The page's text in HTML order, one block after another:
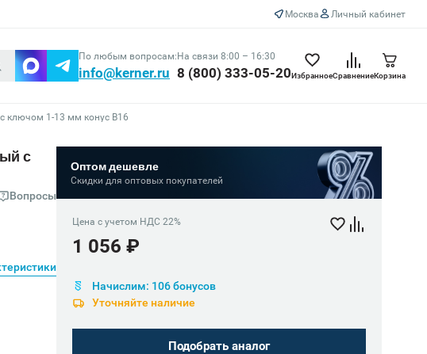
Москва Личный кабинет
По любым вопросам:
info@kerner.ru
На связи 8:00 – 16:30
8 (800) 333-05-20ИзбранноеСравнениеКорзина
ключом 1-13 мм конус B16
с
Вопросы
Оптом дешевле
Скидки для оптовых покупателей
Цена с учетом НДС 22%
1 056 ₽
Начислим: 106 бонусов
Уточняйте наличие
Подобрать аналог